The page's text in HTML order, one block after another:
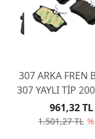
307 ARKA FREN
307 YAYLI TİP
1.501,27 TL
961,32 TL